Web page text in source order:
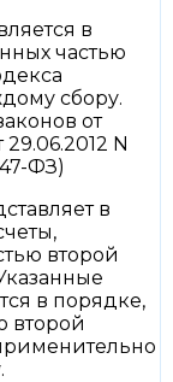
в
частью
сбору.
от
N
ФЗ)
в
второй
в порядке,
второй